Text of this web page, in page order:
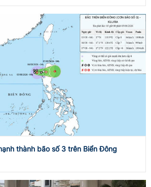
thành bão số 3 trên Biển Đông